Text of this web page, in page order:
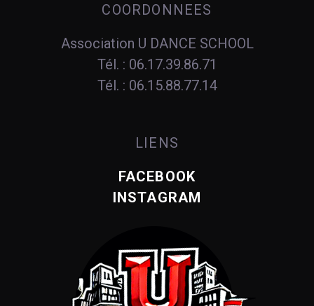
COORDONNEES
Association U DANCE SCHOOL
Tél. : 06.17.39.86.71
Tél. : 06.15.88.77.14
LIENS
FACEBOOK
INSTAGRAM